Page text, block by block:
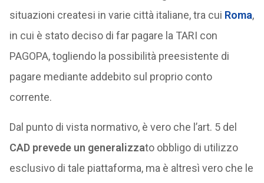
situazioni createsi in varie città italiane, tra cui Roma,
in cui è stato deciso di far pagare la TARI con
PAGOPA, togliendo la possibilità preesistente di
pagare mediante addebito sul proprio conto
corrente.
Dal punto di vista normativo, è vero che l’art. 5 del
CAD prevede un generalizzato obbligo di utilizzo
esclusivo di tale piattaforma, ma è altresì vero che le